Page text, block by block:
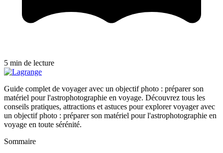
5 min de lecture
Guide complet de voyager avec un objectif photo : préparer son
matériel pour l'astrophotographie en voyage. Découvrez tous les
conseils pratiques, attractions et astuces pour explorer voyager avec
un objectif photo : préparer son matériel pour l'astrophotographie en
voyage en toute sérénité.
Sommaire